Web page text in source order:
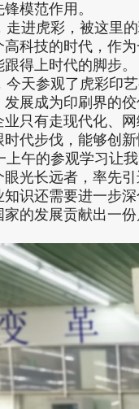
模范作用。
进虎彩，被这里
高科技的时代，作
得上时代的脚步。
天参观了虎彩印
发展成为印刷界的
业只有走现代化、
时代步伐，能够创
午的参观学习让
眼光长远者，率先
知识还需要进一步
家的发展贡献出一